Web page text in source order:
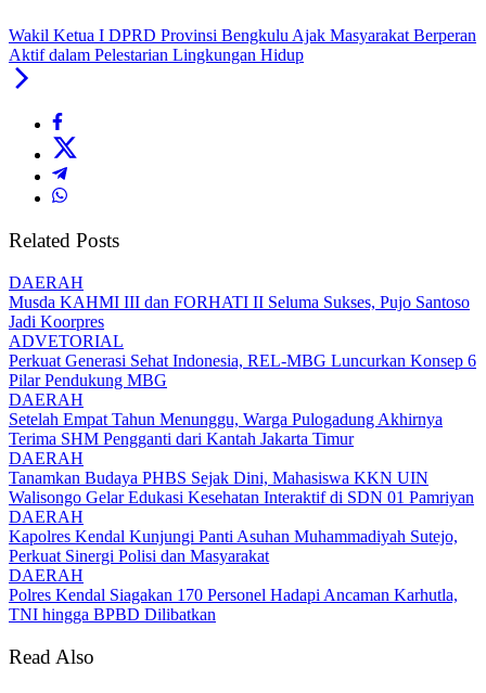
Wakil Ketua I DPRD Provinsi Bengkulu Ajak Masyarakat Berperan
Aktif dalam Pelestarian Lingkungan Hidup
Related Posts
DAERAH
Musda KAHMI III dan FORHATI II Seluma Sukses, Pujo Santoso
Jadi Koorpres
ADVETORIAL
Perkuat Generasi Sehat Indonesia, REL-MBG Luncurkan Konsep 6
Pilar Pendukung MBG
DAERAH
Setelah Empat Tahun Menunggu, Warga Pulogadung Akhirnya
Terima SHM Pengganti dari Kantah Jakarta Timur
DAERAH
Tanamkan Budaya PHBS Sejak Dini, Mahasiswa KKN UIN
Walisongo Gelar Edukasi Kesehatan Interaktif di SDN 01 Pamriyan
DAERAH
Kapolres Kendal Kunjungi Panti Asuhan Muhammadiyah Sutejo,
Perkuat Sinergi Polisi dan Masyarakat
DAERAH
Polres Kendal Siagakan 170 Personel Hadapi Ancaman Karhutla,
TNI hingga BPBD Dilibatkan
Read Also